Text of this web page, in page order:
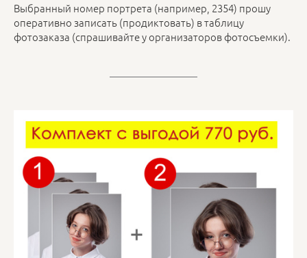
Выбранный номер портрета (например, 2354) прошу
оперативно записать (продиктовать) в таблицу
фотозаказа (спрашивайте у организаторов фотосъемки).